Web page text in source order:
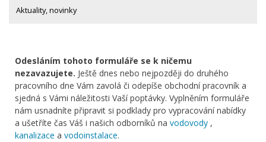
Aktuality, novinky
Odesláním tohoto formuláře se k ničemu
nezavazujete. Ještě dnes nebo nejpozději do druhého
pracovního dne Vám zavolá či odepíše obchodní pracovník a
sjedná s Vámi náležitosti Vaší poptávky. Vyplněním formuláře
nám usnadníte připravit si podklady pro vypracování nabídky
a ušetříte čas Váš i našich odborníků na vodovody ,
kanalizace a vodoinstalace.